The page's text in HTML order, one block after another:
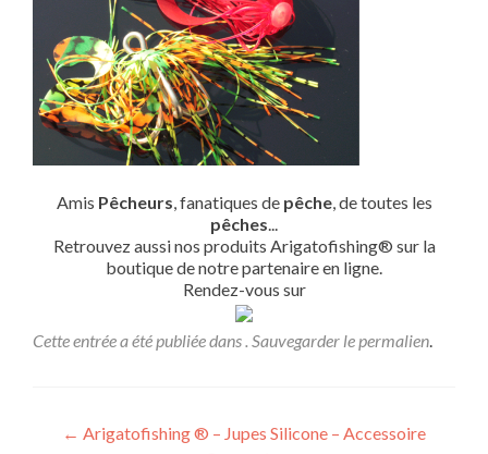
Amis Pêcheurs, fanatiques de pêche, de toutes les
pêches...
Retrouvez aussi nos produits Arigatofishing® sur la
boutique de notre partenaire en ligne.
Rendez-vous sur
Cette entrée a été publiée dans . Sauvegarder lepermalien.
Navigation
← Arigatofishing ® – Jupes Silicone – Accessoire